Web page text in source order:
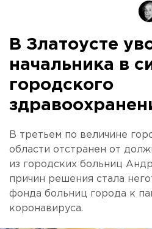
В Златоусте
начальника в
городского
В третьем по величине
области отстранен от
из городских больниц
причин решения стала
фонда больниц города к
коронавируса.